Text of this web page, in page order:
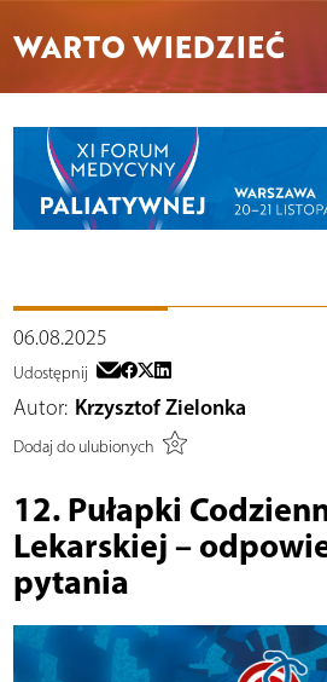
WARTO WIEDZIEĆ
06.08.2025
Udostępnij
Autor: Krzysztof Zielonka
Dodaj do ulubionych
12. Pułapki
Lekarskiej –
pytania